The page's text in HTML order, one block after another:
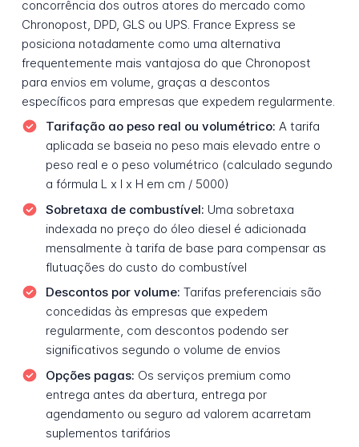
concorrência dos outros atores do mercado como
Chronopost, DPD, GLS ou UPS. France Express se
posiciona notadamente como uma alternativa
frequentemente mais vantajosa do que Chronopost
para envios em volume, graças a descontos
específicos para empresas que expedem regularmente.
Tarifação ao peso real ou volumétrico: A tarifa
aplicada se baseia no peso mais elevado entre o
peso real e o peso volumétrico (calculado segundo
a fórmula L x l x H em cm / 5000)
Sobretaxa de combustível: Uma sobretaxa
indexada no preço do óleo diesel é adicionada
mensalmente à tarifa de base para compensar as
flutuações do custo do combustível
Descontos por volume: Tarifas preferenciais são
concedidas às empresas que expedem
regularmente, com descontos podendo ser
significativos segundo o volume de envios
Opções pagas: Os serviços premium como
entrega antes da abertura, entrega por
agendamento ou seguro ad valorem acarretam
suplementos tarifários